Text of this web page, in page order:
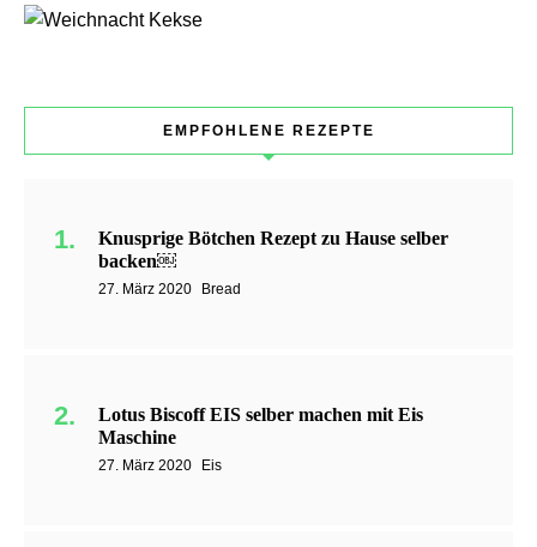
EMPFOHLENE REZEPTE
Knusprige Bötchen Rezept zu Hause selber
backen￼
27. März 2020 Bread
Lotus Biscoff EIS selber machen mit Eis
Maschine
27. März 2020 Eis